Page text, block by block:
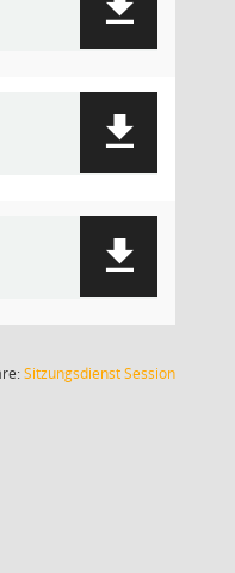
SitzungsdienstSession(Wird in